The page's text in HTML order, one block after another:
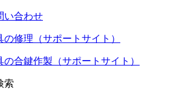
い合わせ
の修理（サポートサイト）
の合鍵作製（サポートサイト）
索